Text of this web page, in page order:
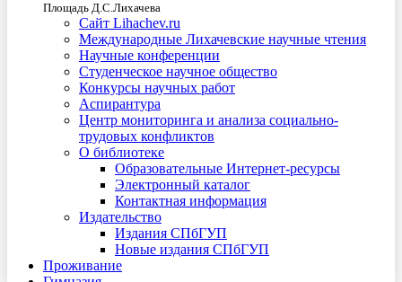
Площадь Д.С.Лихачева
Сайт Lihachev.ru
Международные Лихачевские научные чтения
Научные конференции
Студенческое научное общество
Конкурсы научных работ
Аспирантура
Центр мониторинга и анализа социально-
трудовых конфликтов
О библиотеке
Образовательные Интернет-ресурсы
Электронный каталог
Контактная информация
Издательство
Издания СПбГУП
Новые издания СПбГУП
Проживание